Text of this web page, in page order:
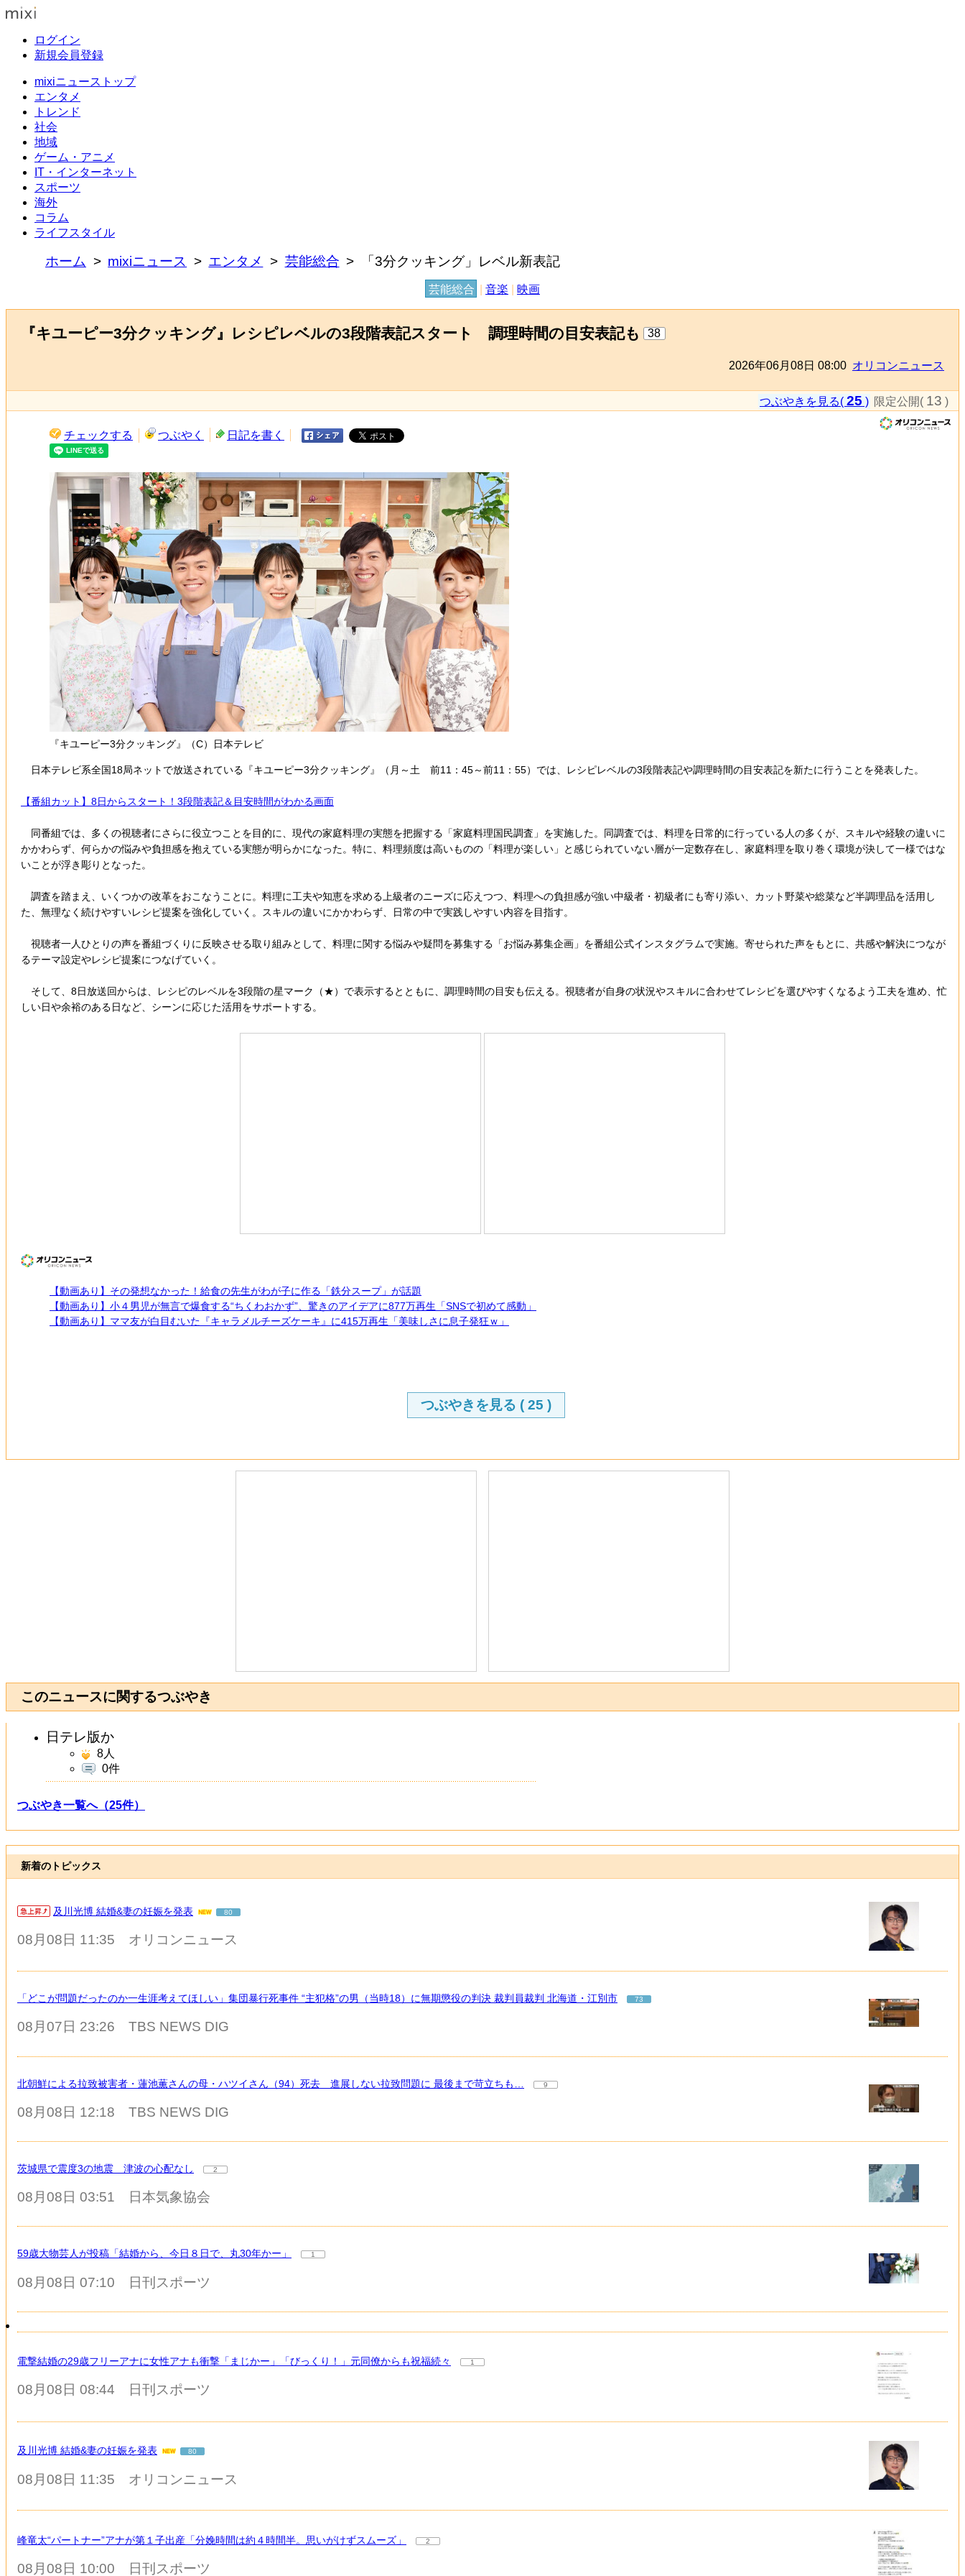
ログイン
新規会員登録
mixiニューストップ
エンタメ
トレンド
社会
地域
ゲーム・アニメ
IT・インターネット
スポーツ
海外
コラム
ライフスタイル
ホーム mixiニュース エンタメ 芸能総合 「3分クッキング」レベル新表記
芸能総合 音楽 映画
『キユーピー3分クッキング』レシピレベルの3段階表記スタート 調理時間の目安表記も 38
2026年06月08日 08:00 オリコンニュース
つぶやきを見る( 25 ) 限定公開( 13 )
チェックする つぶやく 日記を書く
『キユーピー3分クッキング』（C）日本テレビ
日本テレビ系全国18局ネットで放送されている『キユーピー3分クッキング』（月～土 前11：45～前11：55）では、レシピレベルの3段階表記や調理時間の目安表記を新たに行うことを発表した。
【番組カット】8日からスタート！3段階表記＆目安時間がわかる画面
同番組では、多くの視聴者にさらに役立つことを目的に、現代の家庭料理の実態を把握する「家庭料理国民調査」を実施した。同調査では、料理を日常的に行っている人の多くが、スキルや経験の違いに
かかわらず、何らかの悩みや負担感を抱えている実態が明らかになった。特に、料理頻度は高いものの「料理が楽しい」と感じられていない層が一定数存在し、家庭料理を取り巻く環境が決して一様ではな
いことが浮き彫りとなった。
調査を踏まえ、いくつかの改革をおこなうことに。料理に工夫や知恵を求める上級者のニーズに応えつつ、料理への負担感が強い中級者・初級者にも寄り添い、カット野菜や総菜など半調理品を活用し
た、無理なく続けやすいレシピ提案を強化していく。スキルの違いにかかわらず、日常の中で実践しやすい内容を目指す。
視聴者一人ひとりの声を番組づくりに反映させる取り組みとして、料理に関する悩みや疑問を募集する「お悩み募集企画」を番組公式インスタグラムで実施。寄せられた声をもとに、共感や解決につなが
るテーマ設定やレシピ提案につなげていく。
そして、8日放送回からは、レシピのレベルを3段階の星マーク（★）で表示するとともに、調理時間の目安も伝える。視聴者が自身の状況やスキルに合わせてレシピを選びやすくなるよう工夫を進め、忙
しい日や余裕のある日など、シーンに応じた活用をサポートする。
【動画あり】その発想なかった！給食の先生がわが子に作る「鉄分スープ」が話題
【動画あり】小４男児が無言で爆食する“ちくわおかず”、驚きのアイデアに877万再生「SNSで初めて感動」
【動画あり】ママ友が白目むいた『キャラメルチーズケーキ』に415万再生「美味しさに息子発狂ｗ」
つぶやきを見る ( 25 )
このニュースに関するつぶやき
日テレ版か
8人
0件
つぶやき一覧へ（25件）
新着のトピックス
及川光博 結婚&妻の妊娠を発表 80
08月08日 11:35 オリコンニュース
「どこが問題だったのか一生涯考えてほしい」集団暴行死事件 “主犯格”の男（当時18）に無期懲役の判決 裁判員裁判 北海道・江別市 73
08月07日 23:26 TBS NEWS DIG
北朝鮮による拉致被害者・蓮池薫さんの母・ハツイさん（94）死去 進展しない拉致問題に 最後まで苛立ちも… 9
08月08日 12:18 TBS NEWS DIG
茨城県で震度3の地震 津波の心配なし 2
08月08日 03:51 日本気象協会
59歳大物芸人が投稿「結婚から、今日８日で、丸30年かー」 1
08月08日 07:10 日刊スポーツ
電撃結婚の29歳フリーアナに女性アナも衝撃「まじかー」「びっくり！」元同僚からも祝福続々 1
08月08日 08:44 日刊スポーツ
及川光博 結婚&妻の妊娠を発表 80
08月08日 11:35 オリコンニュース
峰竜太“パートナー”アナが第１子出産「分娩時間は約４時間半。思いがけずスムーズ」 2
08月08日 10:00 日刊スポーツ